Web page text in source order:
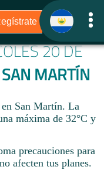
20 DE
SAN MARTÍN
San Martín. La
máxima de 32°C y
precauciones para
afecten tus planes.​